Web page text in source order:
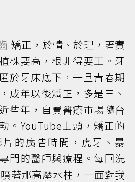
矯正，於情、於理，著實
株要高，根非得要正。牙
於牙床底下，一旦青春期
成年以後矯正，多是三、
些年，自費醫療市場隨台
。YouTube上頭，矯正的
的廣告時間，虎牙、暴
門的醫師與療程。每回洗
著那高壓水柱，一面對我